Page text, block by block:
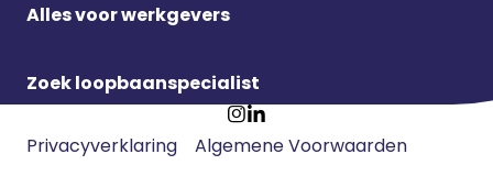
Alles voor werkgevers
Zoek loopbaanspecialist
GaGa
Footer
Privacyverklaring
Algemene Voorwaarden